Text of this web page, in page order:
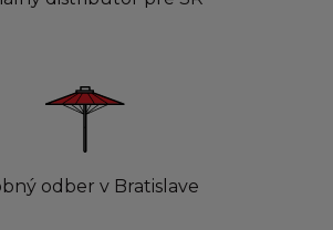
odber v Bratislave